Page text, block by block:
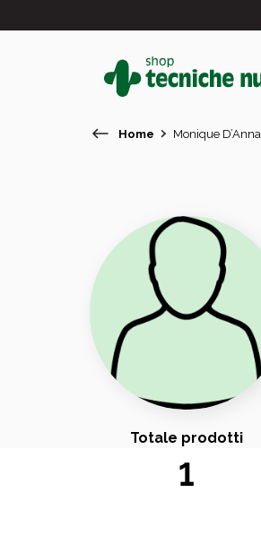
In primo piano
Home Monique D’Anna
Totale prodotti
1